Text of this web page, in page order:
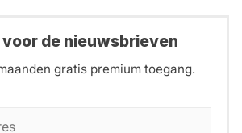
voor de nieuwsbrieven
gratis premium toegang.